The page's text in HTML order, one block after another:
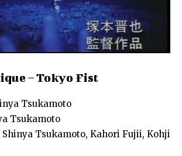
– Tokyo Fist
Tsukamoto
Tsukamoto
Tsukamoto, Kahori Fujii, Kohji